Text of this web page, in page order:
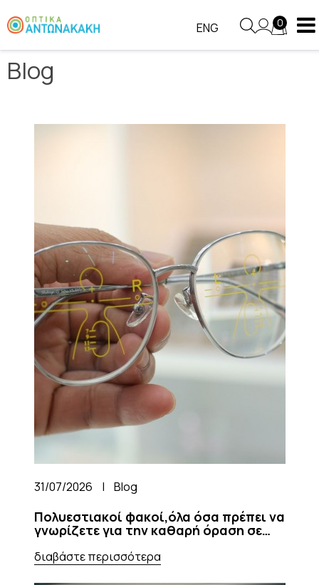
ENG 0
Blog
Blog
31/07/2026 | Blog
Πολυεστιακοί φακοί,όλα όσα πρέπει να
γνωρίζετε για την καθαρή όραση σε
διαβάστε περισσότερα